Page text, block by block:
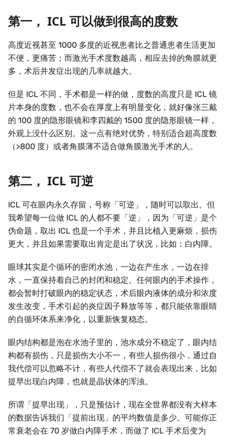
第一， ICL 可以做到很高的度数
高度近视甚至 1000 多度的近视患者比之普通患者生活更加
不便，更痛苦；而激光手术度数越高，相应去掉的角膜就更
多，术后并发症出现的几率就越大。
但是 ICL 不同，手术都是一样的做，度数的高度只是 ICL 镜
片本身的度数，也不会在厚度上有明显变化，就好像张三戴
的 100 度的隐形眼镜和李四戴的 1500 度的隐形眼镜一样，
外观上没什么区别。这一点有绝对优势，特别适合超高度数
（>800 度）或者角膜薄不适合做角膜激光手术的人。
第二， ICL 可逆
ICL 可在眼内永久存留，号称「可逆」，随时可以取出。但
我希望每一位做 ICL 的人都不要「逆」，因为「可逆」是个
伪命题，取出 ICL 也是一个手术，并且比植入更麻烦，损伤
更大，并且如果需要取出肯定是出了状况，比如：白内障。
眼球其实是个循环的密闭水池，一边在产生水，一边在排
水，一直保持着自己的封闭和稳定。任何眼内的手术操作，
都会暂时打破眼内的稳定状态，术后眼内液体的成分和浓度
发生改变，手术引起的炎症因子释放等等，都只能依靠眼睛
的自循环体系来净化，以重新恢复稳态。
眼内结构都是泡在水池子里的，池水成分不稳定了，眼内结
构都有损伤，只是损伤大小不一，有些人损伤很小，通过自
我代偿可以忽略不计，有些人代偿不了就会表现出来，比如
提早出现白内障，也就是晶状体的浑浊。
所谓「提早出现」，只是预估计，现在全世界都没有大样本
的数据告诉我们「提前出现」的平均数值是多少。可能你正
常衰老会在 70 岁做白内障手术，而做了 ICL 手术后变为